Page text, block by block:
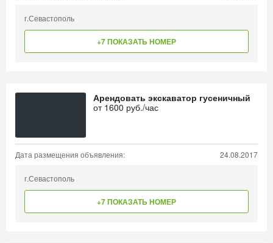
г.Севастополь
+7 ПОКАЗАТЬ НОМЕР
Арендовать экскаватор гусеничный
от 1600 руб./час
Дата размещения объявления: 24.08.2017
г.Севастополь
+7 ПОКАЗАТЬ НОМЕР